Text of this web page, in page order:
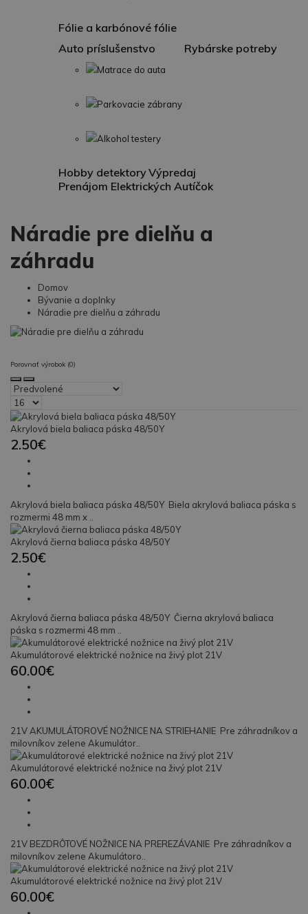
Fólie a karbónové fólie
Auto príslušenstvo
Matrace do auta
Parkovacie zábrany
Alkohol testery
Rybárske potreby
Hobby detektoryVýpredaj
Prenájom Elektrických Autíčok
Náradie pre dielňu a
záhradu
Domov
Bývanie a doplnky
Náradie pre dielňu a záhradu
Porovnať výrobok (0)
Akrylová biela baliaca páska 48/50Y
2.50€
Akrylová biela baliaca páska 48/50Y Biela akrylová baliaca páska s
rozmermi 48 mm x ..
Akrylová čierna baliaca páska 48/50Y
2.50€
Akrylová čierna baliaca páska 48/50Y Čierna akrylová baliaca
páska s rozmermi 48 mm ..
Akumulátorové elektrické nožnice na živý plot 21V
60.00€
21V AKUMULÁTOROVÉ NOŽNICE NA STRIEHANIE Pre záhradníkov a
milovníkov zelene Akumulátor..
Akumulátorové elektrické nožnice na živý plot 21V
60.00€
21V BEZDRÔTOVÉ NOŽNICE NA PREREZÁVANIE Pre záhradníkov a
milovníkov zelene Akumulátoro..
Akumulátorové elektrické nožnice na živý plot 21V
60.00€